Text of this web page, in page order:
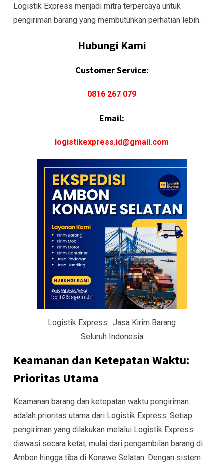
Logistik Express menjadi mitra terpercaya untuk
pengiriman barang yang membutuhkan perhatian lebih.
Hubungi Kami
Customer Service:
0816 267 079
Email:
logistikexpress.id@gmail.com
Logistik Express : Jasa Kirim Barang
Seluruh Indonesia
Keamanan dan Ketepatan Waktu:
Prioritas Utama
Keamanan barang dan ketepatan waktu pengiriman
adalah prioritas utama dari Logistik Express. Setiap
pengiriman yang dilakukan melalui Logistik Express
diawasi secara ketat, mulai dari pengambilan barang di
Ambon hingga tiba di Konawe Selatan. Dengan sistem